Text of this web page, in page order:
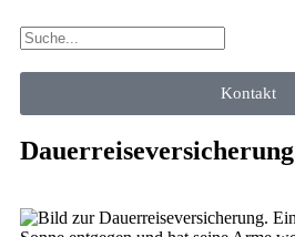
Kontakt
Dauerreiseversicherung